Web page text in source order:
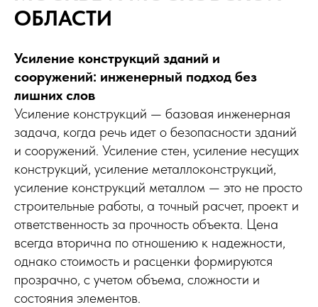
ОБЛАСТИ
Усиление конструкций зданий и
сооружений: инженерный подход без
лишних слов
Усиление конструкций — базовая инженерная
задача, когда речь идет о безопасности зданий
и сооружений. Усиление стен, усиление несущих
конструкций, усиление металлоконструкций,
усиление конструкций металлом — это не просто
строительные работы, а точный расчет, проект и
ответственность за прочность объекта. Цена
всегда вторична по отношению к надежности,
однако стоимость и расценки формируются
прозрачно, с учетом объема, сложности и
состояния элементов.